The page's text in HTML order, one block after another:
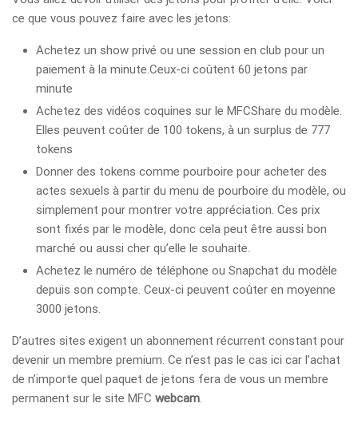
ce que vous pouvez faire avec les jetons:
Achetez un show privé ou une session en club pour un
paiement à la minute.Ceux-ci coûtent 60 jetons par
minute
Achetez des vidéos coquines sur le MFCShare du modèle.
Elles peuvent coûter de 100 tokens, à un surplus de 777
tokens
Donner des tokens comme pourboire pour acheter des
actes sexuels à partir du menu de pourboire du modèle, ou
simplement pour montrer votre appréciation. Ces prix
sont fixés par le modèle, donc cela peut être aussi bon
marché ou aussi cher qu’elle le souhaite.
Achetez le numéro de téléphone ou Snapchat du modèle
depuis son compte. Ceux-ci peuvent coûter en moyenne
3000 jetons.
D’autres sites exigent un abonnement récurrent constant pour
devenir un membre premium. Ce n’est pas le cas ici car l’achat
de n’importe quel paquet de jetons fera de vous un membre
permanent sur le site MFC webcam.